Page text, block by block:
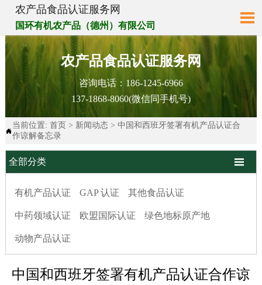
农产品食品认证服务网
国环有机农产品（德州）有限公司 
农产品食品认证服务网
咨询电话： 186-1245-6966
137-1868-8060(微信同手机号)

当前位置: 首页 > 新闻动态> 中国和西班牙签署有机产品认证合
作谅解备忘录
全部分类 
有机产品认证 GAP 认证 其他食品认证
中药领域认证 欧盟国际认证 绿色地标原产地
动物产品认证
中国和西班牙签署有机产品认证合作谅